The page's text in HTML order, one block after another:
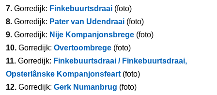
7. Gorredijk: Finkebuurtsdraai (foto)
8. Gorredijk: Pater van Udendraai (foto)
9. Gorredijk: Nije Kompanjonsbrege (foto)
10. Gorredijk: Overtoombrege (foto)
11. Gorredijk: Finkebuurtsdraai / Finkebuurtsdraai,
Opsterlânske Kompanjonsfeart (foto)
12. Gorredijk: Gerk Numanbrug (foto)